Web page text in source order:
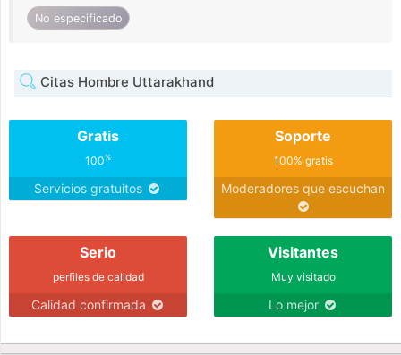
No especificado
Citas Hombre Uttarakhand
Gratis
100%
Servicios gratuitos
Soporte
100% gratis
Moderadores que escuchan
Serio
perfiles de calidad
Calidad confirmada
Visitantes
Muy visitado
Lo mejor